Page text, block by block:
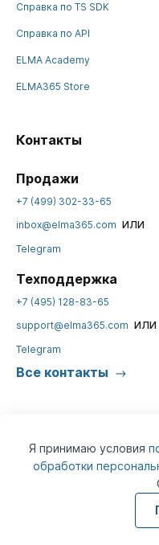
Я принимаю условия
обработки
Справка по TS SDK
Справка по API
ELMA Academy
ELMA365 Store
Контакты
Продажи
+7 (499) 302-33-65
inbox@elma365.com или
Telegram
Техподдержка
+7 (495) 128-83-65
support@elma365.com или
Telegram
Все контакты
Информация на сайте
является информацией,
ознакомления